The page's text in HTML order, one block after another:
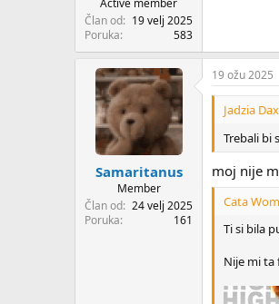
Active member
Član od
19 velj 2025
Poruka
583
Samaritanus
Member
Član od 24 velj 2025
Poruka
161
19 ožu 2025
Jadzia
Trebali bi
moj nije
Cata
Ti si bila
Nije mi ta